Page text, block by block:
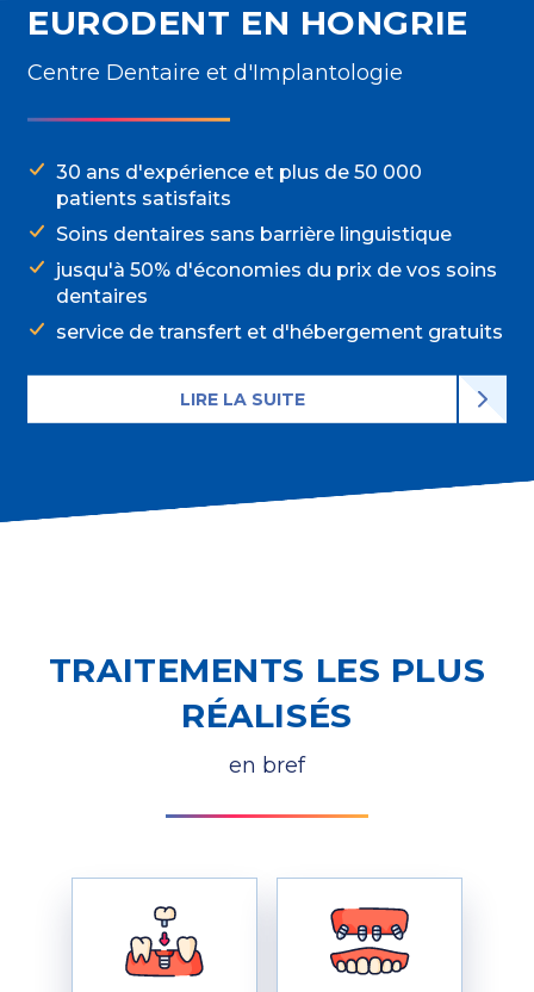
EURODENT EN HONGRIE
Centre Dentaire et d'Implantologie
30 ans d'expérience et plus de 50 000
patients satisfaits
Soins dentaires sans barrière linguistique
jusqu'à 50% d'économies du prix de vos soins
dentaires
service de transfert et d'hébergement gratuits
LIRE LA SUITE
TRAITEMENTS LES PLUS
RÉALISÉS
en bref